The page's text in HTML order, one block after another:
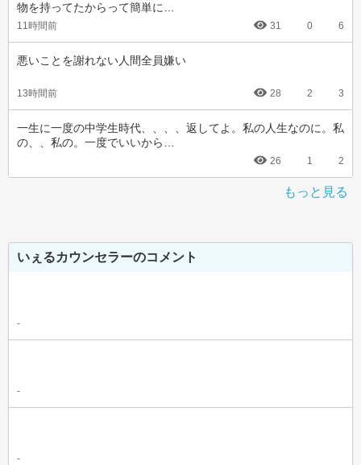
物を持ってたからって簡単に…
11時間前 31 0 6
悪いことを謝れない人間全員嫌い
13時間前 28 2 3
一生に一度の中学生時代、、、、返してよ。私の人生なのに。私
の、、私の。一度でいいから…
26 1 2
もっと見る
いぇるカウンセラーのコメント
-
-
-